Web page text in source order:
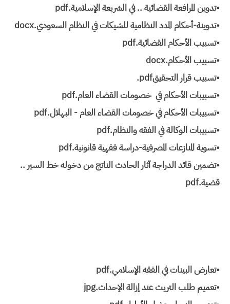
•تدوين المرافعة القضائية .. في الشريعة الإسلامية.pdf
•تدوينة-أحكام المدد النظامية للشيكات في النظام السعودي.docx
•تسبيب الأحكام القضائية.pdf
•تسبيب الأحكام.docx
•تسبيب قرار التحقيق‎.pdf
•تسبيبات الأحكام في خصومات القضاء العام.pdf
•تسبيبات الأحكام في خصومات القضاء العام - البهلال.pdf
•تسبيبات الوكالة في الفقه والنظام.pdf
•تسوية المنازعات المصرفية-دراسة فقهية قانونية.pdf
•تضمين قائد الدراجة آثار الحادث الناتج من دخوله خط السير ..
قضية.pdf
•تعارض البينات في الفقه الإسلامي.pdf
•تعميم طلب التريث عند إزالة الإحداث.jpg